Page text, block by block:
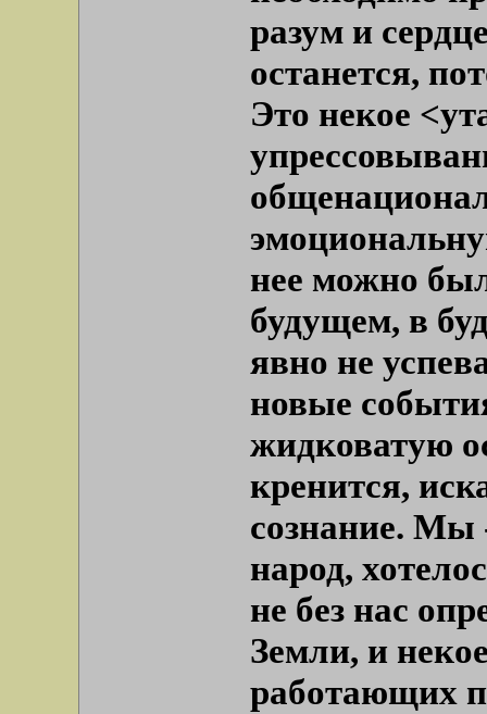
разум и
останется,
Это некое
нее можно
будущем, в
явно не
новые
жидковатую
кренится,
сознание. Мы
народ,
не без нас
Земли, и
работающих